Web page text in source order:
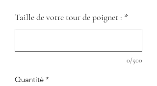
Taille de votre tour de poignet : *
0/500
Quantité *